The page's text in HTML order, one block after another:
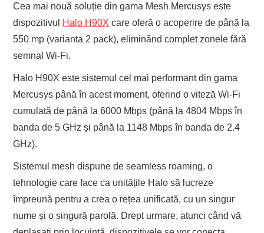
Cea mai nouă soluție din gama Mesh Mercusys este
dispozitivul Halo H90X care oferă o acoperire de până la
550 mp (varianta 2 pack), eliminând complet zonele fără
semnal Wi-Fi.
Halo H90X este sistemul cel mai performant din gama
Mercusys până în acest moment, oferind o viteză Wi-Fi
cumulată de până la 6000 Mbps (până la 4804 Mbps în
banda de 5 GHz și până la 1148 Mbps în banda de 2.4
GHz).
Sistemul mesh dispune de seamless roaming, o
tehnologie care face ca unitățile Halo să lucreze
împreună pentru a crea o rețea unificată, cu un singur
nume și o singură parolă. Drept urmare, atunci când vă